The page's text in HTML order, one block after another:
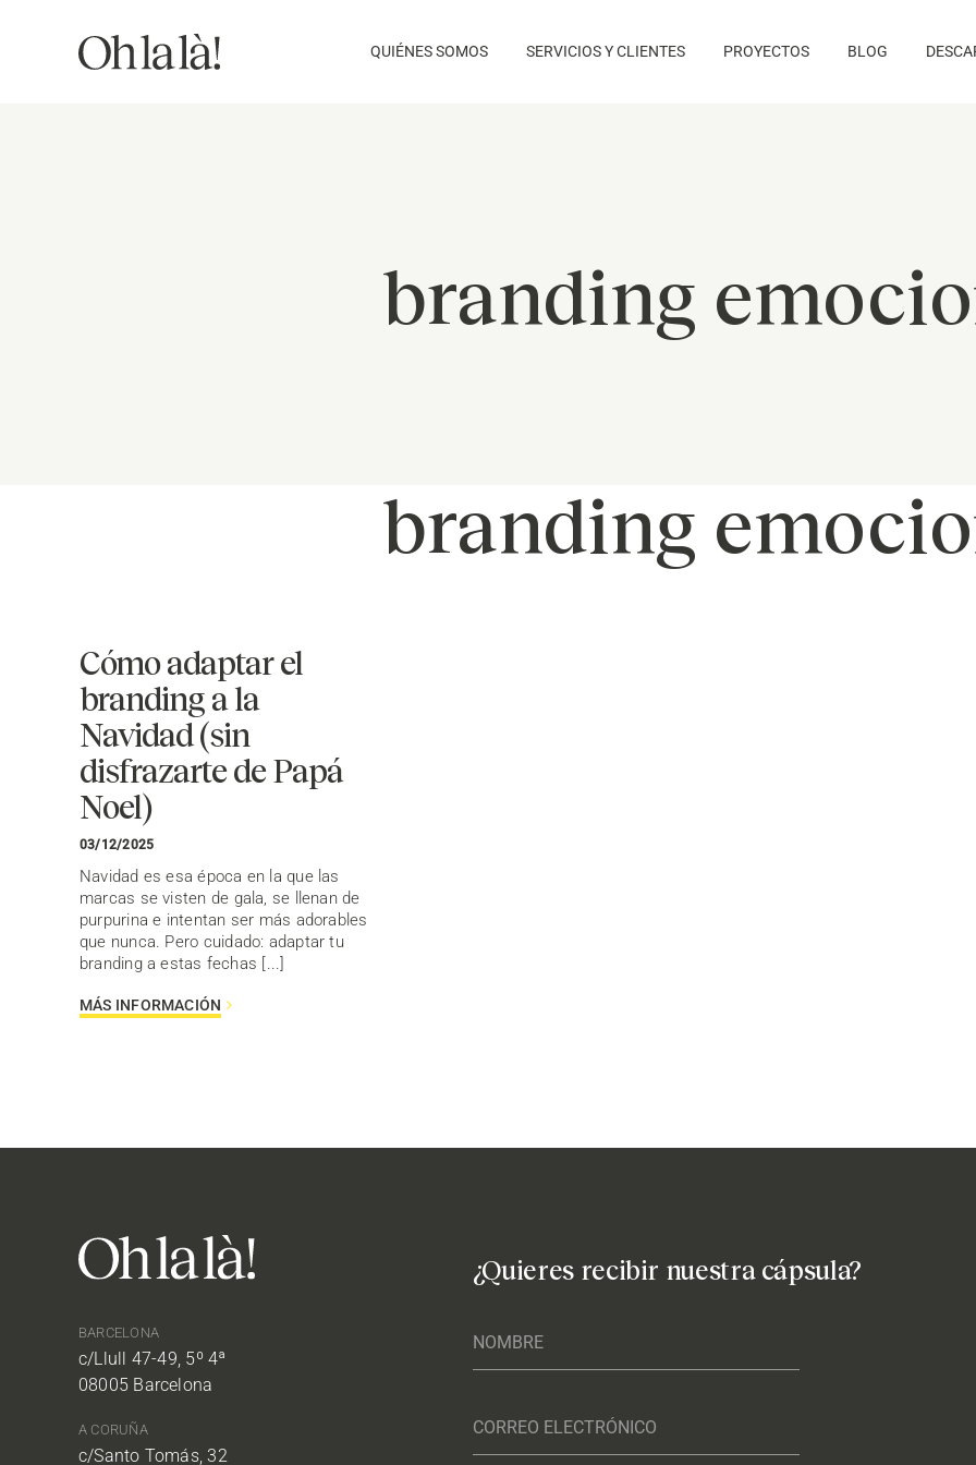
QUIÉNES SOMOS SERVICIOS Y CLIENTES PROYECTOS BLOG
branding
branding
Cómo adaptar el
branding a la
Navidad (sin
disfrazarte de Papá
Noel)
03/12/2025
Navidad es esa época en la que las
marcas se visten de gala, se llenan de
purpurina e intentan ser más adorables
que nunca. Pero cuidado: adaptar tu
branding a estas fechas [...]
MÁS INFORMACIÓN
BARCELONA
c/Llull 47-49, 5º 4ª
08005 Barcelona
A CORUÑA
c/Santo Tomás, 32
¿Quieres recibir nuestra cápsula?